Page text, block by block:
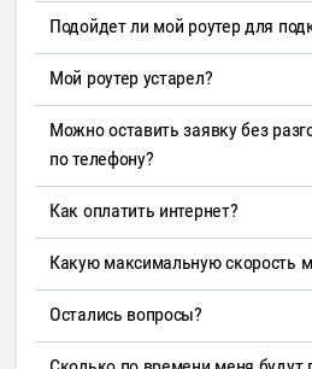
Подойдет ли мой роутер для
Мой роутер устарел?
Можно оставить заявку без
по телефону?
Как оплатить интернет?
Какую максимальную скорость
Остались вопросы?